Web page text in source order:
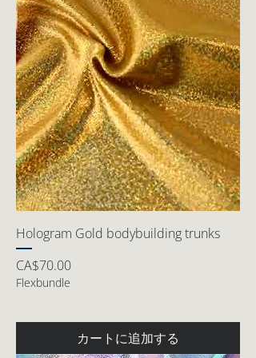
Hologram Gold bodybuilding trunks
価格
CA$70.00
Flexbundle
カートに追加する